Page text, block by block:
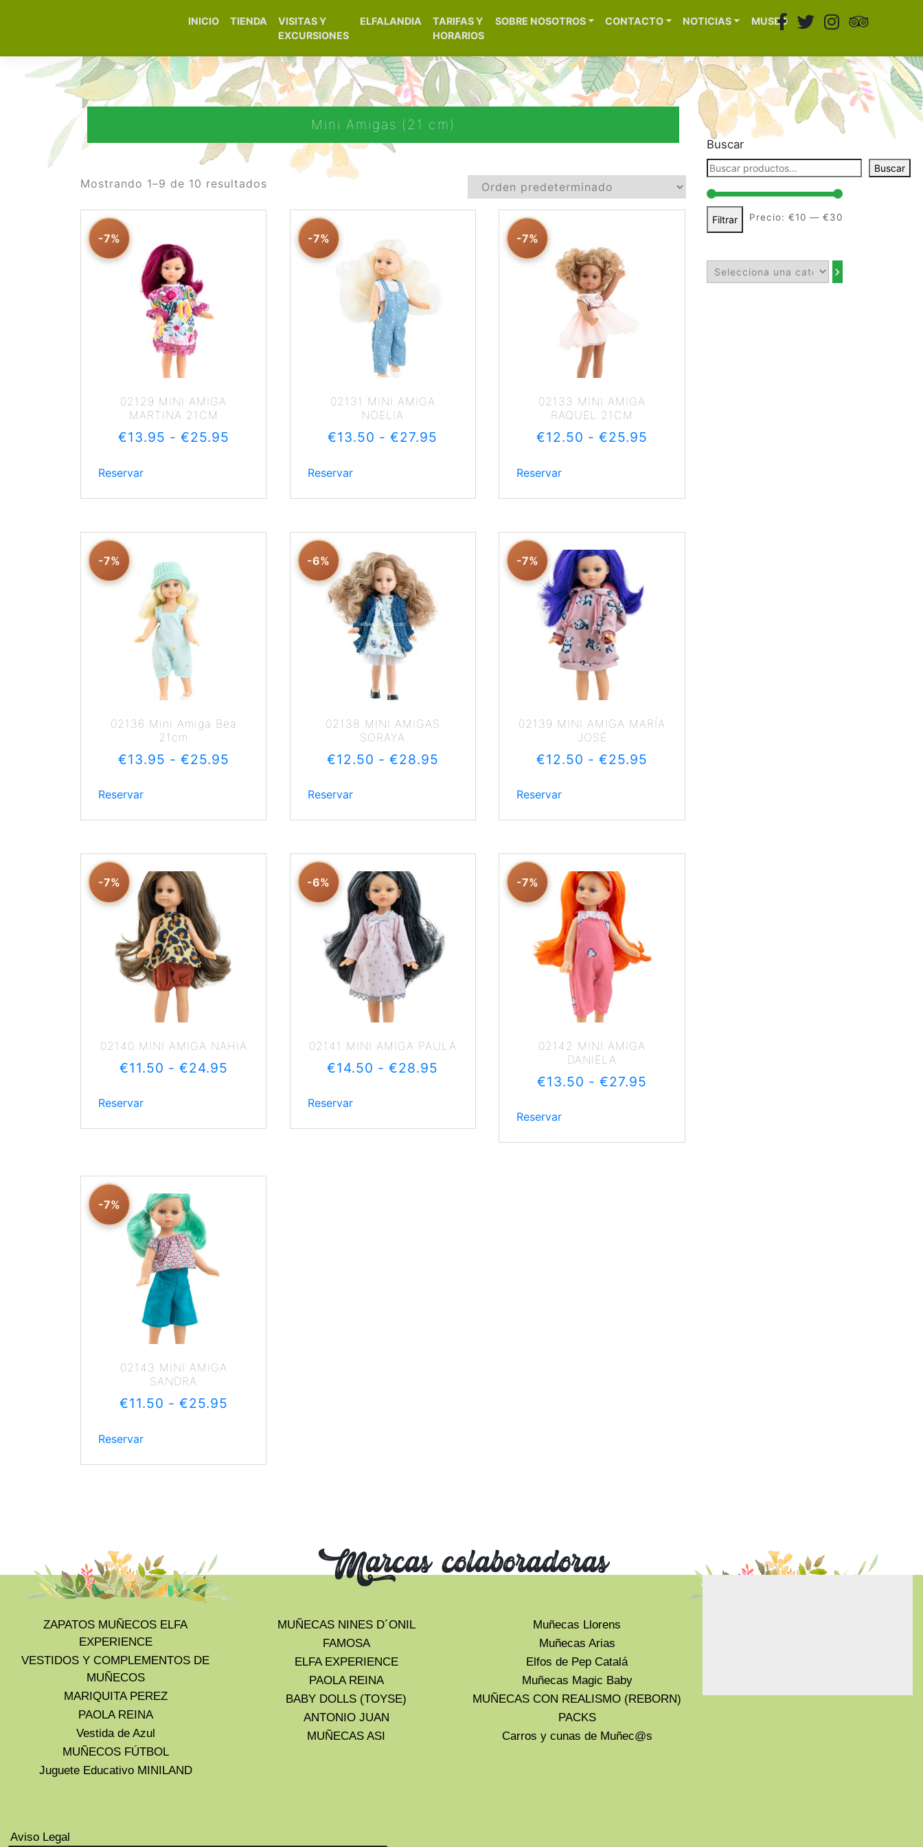
Elfa Experience – Onil – Alicante
INICIO TIENDA
VISITAS Y
EXCURSIONES
ELFALANDIA
TARIFAS Y
HORARIOS
SOBRE NOSOTROS CONTACTO NOTICIAS MUSEO
Mini Amigas (21 cm)
Mostrando 1–9 de 10 resultados
-7%
02129 MINI AMIGA
MARTINA 21CM
€13.95 - €25.95
Reservar
-7%
02131 MINI AMIGA
NOELIA
€13.50 - €27.95
Reservar
-7%
02133 MINI AMIGA
RAQUEL 21CM
€12.50 - €25.95
Reservar
-7%
02136 Mini Amiga Bea
21cm
€13.95 - €25.95
Reservar
-6%
02138 MINI AMIGAS
SORAYA
€12.50 - €28.95
Reservar
-7%
02139 MINI AMIGA MARÍA
JOSÉ
€12.50 - €25.95
Reservar
-7%
02140 MINI AMIGA NAHIA
€11.50 - €24.95
Reservar
-6%
02141 MINI AMIGA PAULA
€14.50 - €28.95
Reservar
-7%
02142 MINI AMIGA
DANIELA
€13.50 - €27.95
Reservar
-7%
02143 MINI AMIGA
SANDRA
€11.50 - €25.95
Reservar
Buscar
Buscar
Filtrar Precio: €10 — €30
Marcas colaboradoras
ZAPATOS MUÑECOS ELFA
EXPERIENCE
VESTIDOS Y COMPLEMENTOS DE
MUÑECOS
MARIQUITA PEREZ
PAOLA REINA
Vestida de Azul
MUÑECOS FÚTBOL
Juguete Educativo MINILAND
Aviso Legal
MUÑECAS NINES D´ONIL
FAMOSA
ELFA EXPERIENCE
PAOLA REINA
BABY DOLLS (TOYSE)
ANTONIO JUAN
MUÑECAS ASI
Muñecas Llorens
Muñecas Arias
Elfos de Pep Catalá
Muñecas Magic Baby
MUÑECAS CON REALISMO (REBORN)
PACKS
Carros y cunas de Muñec@s